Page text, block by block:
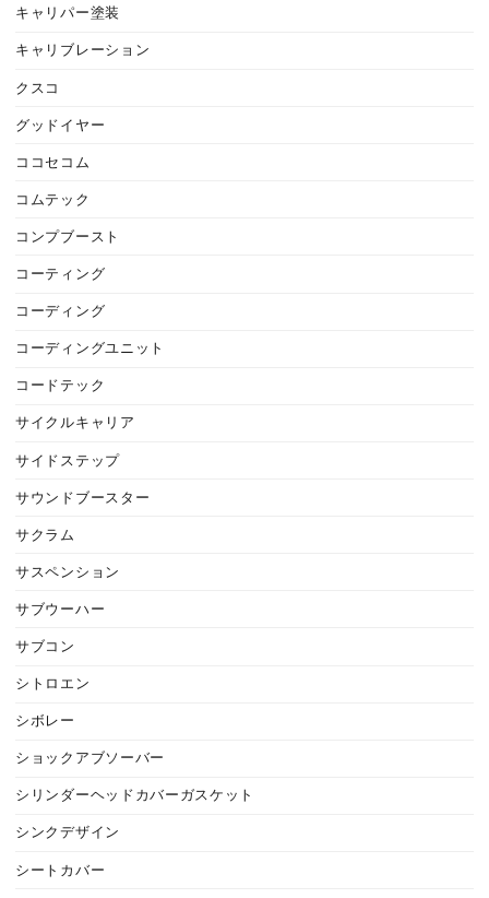
キャリパー塗装
キャリブレーション
クスコ
グッドイヤー
ココセコム
コムテック
コンプブースト
コーティング
コーディング
コーディングユニット
コードテック
サイクルキャリア
サイドステップ
サウンドブースター
サクラム
サスペンション
サブウーハー
サブコン
シトロエン
シボレー
ショックアブソーバー
シリンダーヘッドカバーガスケット
シンクデザイン
シートカバー